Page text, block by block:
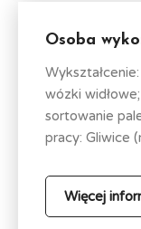
Osoba
wózki
sortowanie
pracy: Gliwice
Więcej